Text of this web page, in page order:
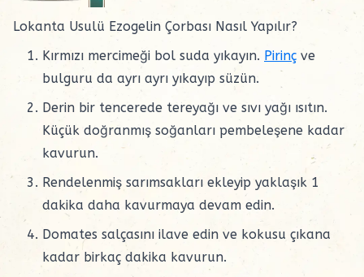
Lokanta Usulü Ezogelin Çorbası Nasıl Yapılır?
Kırmızı mercimeği bol suda yıkayın. Pirinç ve
bulguru da ayrı ayrı yıkayıp süzün.
Derin bir tencerede tereyağı ve sıvı yağı ısıtın.
Küçük doğranmış soğanları pembeleşene kadar
kavurun.
Rendelenmiş sarımsakları ekleyip yaklaşık 1
dakika daha kavurmaya devam edin.
Domates salçasını ilave edin ve kokusu çıkana
kadar birkaç dakika kavurun.